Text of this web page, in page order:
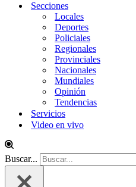
Secciones
Locales
Deportes
Policiales
Regionales
Provinciales
Nacionales
Mundiales
Opinión
Tendencias
Servicios
Video en vivo
Buscar...